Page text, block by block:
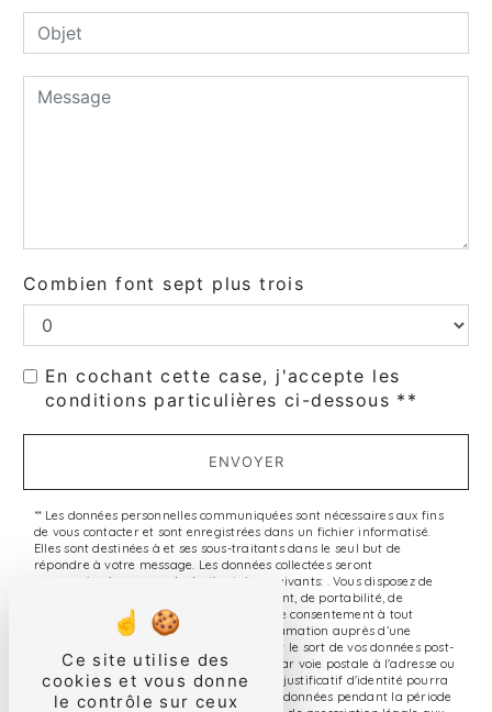
Combien font sept plus trois
En cochant cette case, j'accepte les
conditions particulières ci-dessous **
ENVOYER
** Les données personnelles communiquées sont nécessaires aux fins
de vous contacter et sont enregistrées dans un fichier informatisé.
Elles sont destinées à et ses sous-traitants dans le seul but de
répondre à votre message. Les données collectées seront
communiquées aux seuls destinataires suivants: . Vous disposez de
droits d’accès, de rectification, d’effacement, de portabilité, de
limitation, d’opposition, de retrait de votre consentement à tout
moment et du droit d’introduire une réclamation auprès d’une
autorité de contrôle, ainsi que d’organiser le sort de vos données post-
mortem. Vous pouvez exercer ces droits par voie postale à l'adresse ou
par courrier électronique à l'adresse . Un justificatif d'identité pourra
vous être demandé. Nous conservons vos données pendant la période
Ce site utilise des
cookies et vous donne
le contrôle sur ceux